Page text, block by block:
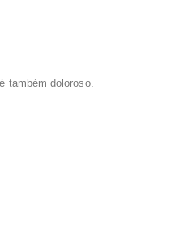
também doloroso.